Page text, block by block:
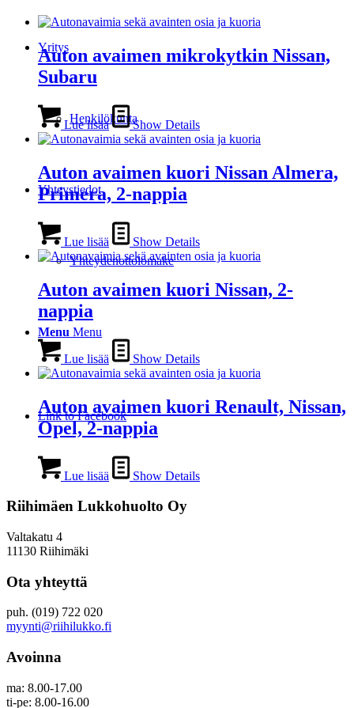
Yritys
Henkilökunta
Yhteystiedot
Yhteydenottolomake
Menu Menu
Link to Facebook
Auton avaimen mikrokytkin Nissan,
Subaru
Lue lisää Show Details
Auton avaimen kuori Nissan Almera,
Primera, 2-nappia
Lue lisää Show Details
Auton avaimen kuori Nissan, 2-
nappia
Lue lisää Show Details
Auton avaimen kuori Renault, Nissan,
Opel, 2-nappia
Lue lisää Show Details
Riihimäen Lukkohuolto Oy
Valtakatu 4
11130 Riihimäki
Ota yhteyttä
puh. (019) 722 020
myynti@riihilukko.fi
Avoinna
ma: 8.00-17.00
ti-pe: 8.00-16.00